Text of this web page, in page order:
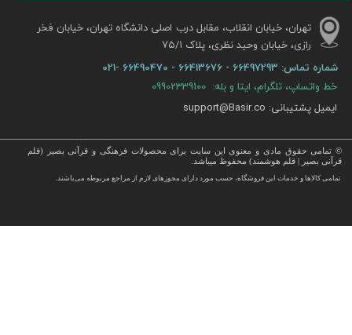
© تمامی حقوق مادی و معنوی این سایت برای محصولات فرهنگی و قرآنی بصیر (قلم
قرآنی بصیر | قلم هوشمند) محفوظ میباشد.
تمامی كالاها و خدمات این فروشگاه، حسب مورد دارای مجوزهای لازم از مراجع مربوطه می‌باشند.
، انواع قلم قرآنی ، انواع کتاب نفیس و قرآن نفیس , قرآن عروس , کتب نفیس و معطر , کتاب چرمی و سایر محصولات
تهران، خیابان انقلاب، مقابل درب اصلی دانشگاه تهران، خیابان فخر
رازی، خیابان وحید نظری، پلاک ۷۵/۱​​​​​​​
شماره تماس:
خط واتساپ، تلگرام، ایتا و بله: 09902339100
ایمیل پشتیبانی: support@Basir.co